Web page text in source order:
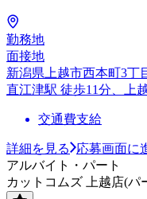
勤務地
面接地
新潟県上越市西本町3丁
直江津駅 徒歩11分、上
交通費支給
詳細を見る
応募画面に
アルバイト・パート
カットコムズ 上越店(パ